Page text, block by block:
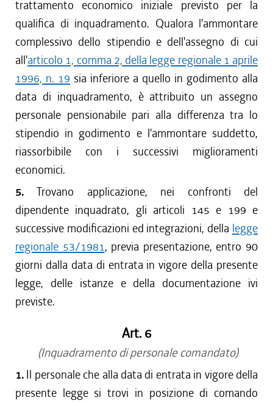
trattamento economico iniziale previsto per la
qualifica di inquadramento. Qualora l'ammontare
complessivo dello stipendio e dell'assegno di cui
all'articolo 1, comma 2, della legge regionale 1 aprile
1996, n. 19 sia inferiore a quello in godimento alla
data di inquadramento, è attribuito un assegno
personale pensionabile pari alla differenza tra lo
stipendio in godimento e l'ammontare suddetto,
riassorbibile con i successivi miglioramenti
economici.
5. Trovano applicazione, nei confronti del
dipendente inquadrato, gli articoli 145 e 199 e
successive modificazioni ed integrazioni, della legge
regionale 53/1981, previa presentazione, entro 90
giorni dalla data di entrata in vigore della presente
legge, delle istanze e della documentazione ivi
previste.
Art. 6
(Inquadramento di personale comandato)
1. Il personale che alla data di entrata in vigore della
presente legge si trovi in posizione di comando